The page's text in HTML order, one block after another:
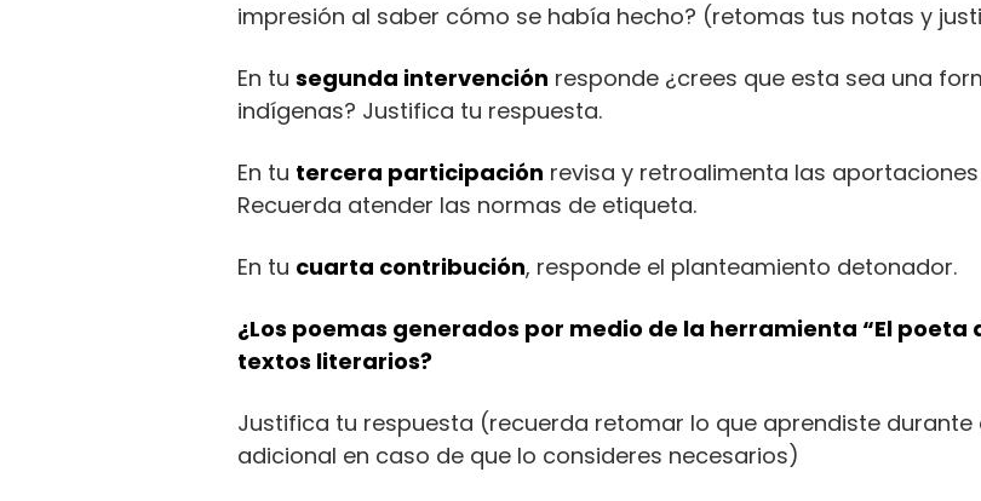
impresión al saber cómo se había hecho? (retomas tus notas y
En tu segunda intervención responde ¿crees que esta sea una
indígenas? Justifica tu respuesta.
En tu tercera participación revisa y retroalimenta las
Recuerda atender las normas de etiqueta.
En tu cuarta contribución, responde el planteamiento detonador.
¿Los poemas generados por medio de la herramienta “El
textos literarios?
Justifica tu respuesta (recuerda retomar lo que aprendiste
adicional en caso de que lo consideres necesarios)